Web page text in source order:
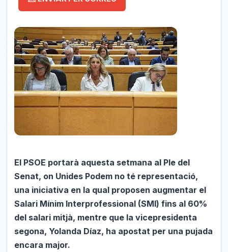
El PSOE portarà aquesta setmana al Ple del
Senat, on Unides Podem no té representació,
una iniciativa en la qual proposen augmentar el
Salari Mínim Interprofessional (SMI) fins al 60%
del salari mitjà, mentre que la vicepresidenta
segona, Yolanda Díaz, ha apostat per una pujada
encara major.